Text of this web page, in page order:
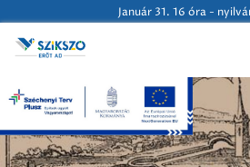
Január 31. 16 óra -